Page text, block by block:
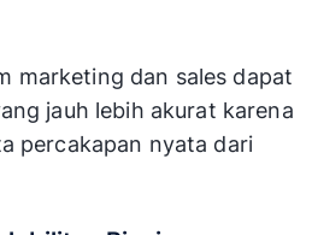
marketing dan sales dapat
jauh lebih akurat karena
percakapan nyata dari